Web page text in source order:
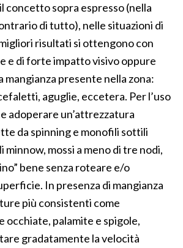
concetto sopra espresso (nella
di tutto), nelle situazioni di
risultati si ottengono con
e di forte impatto visivo oppure
mangianza presente nella zona:
aguglie, eccetera. Per l’uso
adoperare un’attrezzatura
da spinning e monofili sottili
minnow, mossi a meno di tre nodi,
bene senza roteare e/o
In presenza di mangianza
più consistenti come
occhiate, palamite e spigole,
gradatamente la velocità